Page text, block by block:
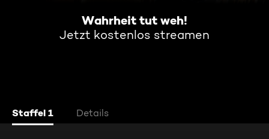
Wahrheit tut weh!
Jetzt kostenlos streamen
Staffel 1 Details